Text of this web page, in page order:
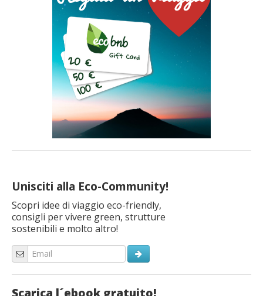
Unisciti alla Eco-Community!
Scopri idee di viaggio eco-friendly,
consigli per vivere green, strutture
sostenibili e molto altro!